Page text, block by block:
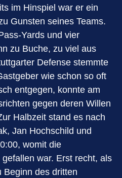
im Hinspiel war er ein
Gunsten seines Teams.
Yards und vier
zu Buche, zu viel aus
Defense stemmte
wie schon so oft
entgegen, konnte am
gegen deren Willen
Halbzeit stand es nach
Jan Hochschild und
womit die
war. Erst recht, als
Beginn des dritten